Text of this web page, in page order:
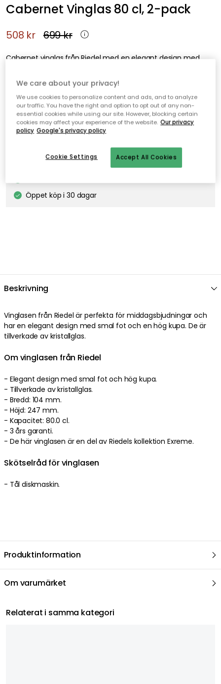
Cabernet Vinglas 80 cl, 2-pack
508 kr 699 kr
Cabernet vinglas från Riedel med en elegant design med
Lägg i varukorgen
Fri frakt I webblager
Fri frakt över 499 kr*
Öppet köp i 30 dagar
Beskrivning
Vinglasen från Riedel är perfekta för middagsbjudningar och
har en elegant design med smal fot och enhög kupa. De är
tillverkade av kristallglas.
Om vinglasen från Riedel
- Elegant design med smal fot och hög kupa.
- Tillverkade avkristallglas.
- Bredd: 104 mm.
- Höjd: 247 mm.
- Kapacitet: 80.0 cl.
- 3 års garanti.
- De här vinglasen är en del av Riedels kollektion Exreme.
Skötselråd för vinglasen
- Tål diskmaskin.
Produktinformation
Om varumärket
Relaterat i samma kategori
We care about your privacy!
We use cookies to personalize content and ads, and to analyze
our traffic. You have the right and option to opt out of any non-
essential cookies while using our site. However, blocking certain
cookies may affect your experience of the website. Our privacy
policy Google's privacy policy
Accept All Cookies
Cookie Settings